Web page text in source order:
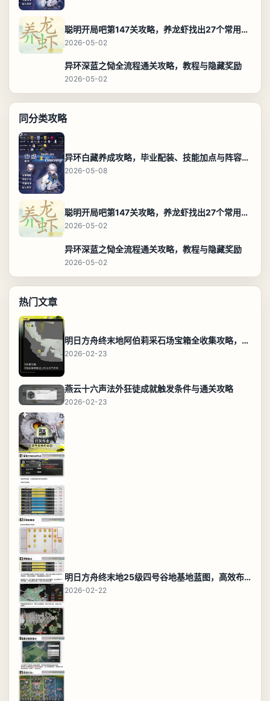
聪明开局吧第147关攻略，养龙虾找出27个常用字通关答案
2026-05-02
异环深蓝之恸全流程通关攻略，教程与隐藏奖励
2026-05-02
同分类攻略
异环白藏养成攻略，毕业配装、技能加点与阵容搭配保姆级解析
2026-05-08
聪明开局吧第147关攻略，养龙虾找出27个常用字通关答案
2026-05-02
异环深蓝之恸全流程通关攻略，教程与隐藏奖励
2026-05-02
热门文章
明日方舟终末地阿伯莉采石场宝箱全收集攻略，全点位分布图与路线
2026-02-23
燕云十六声法外狂徒成就触发条件与通关攻略
2026-02-23
明日方舟终末地25级四号谷地基地蓝图，高效布局规划
2026-02-22